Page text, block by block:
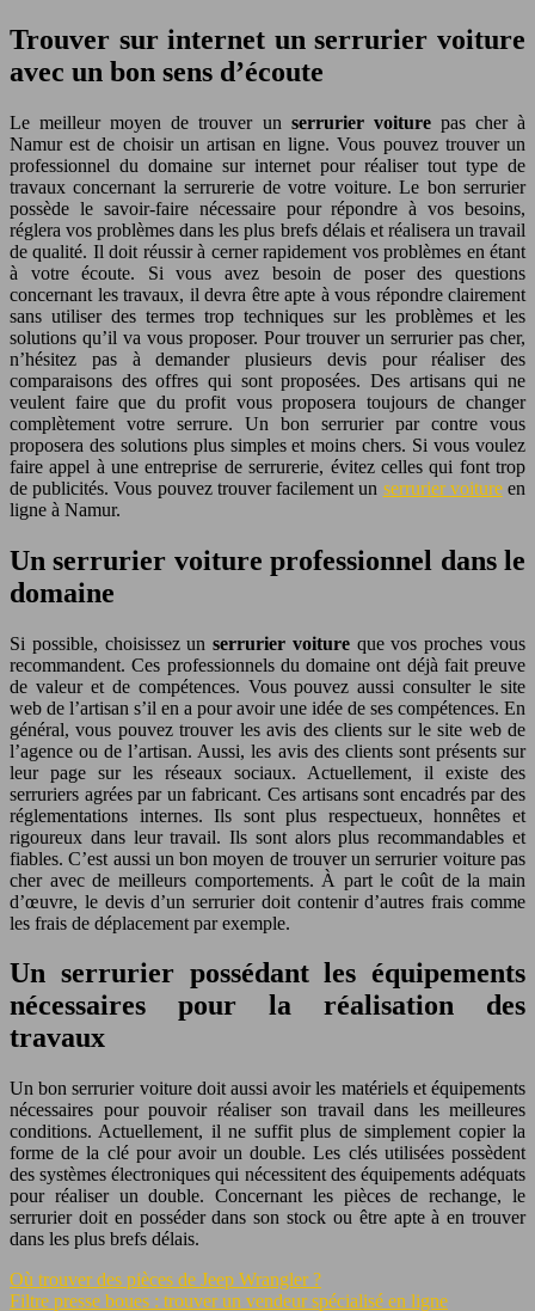
Trouver sur internet un serrurier voiture
avec un bon sens d’écoute
Le meilleur moyen de trouver un serrurier voiturepas cher à
Namur est de choisir un artisan en ligne. Vous pouvez trouver un
professionnel du domaine sur internet pour réaliser tout type de
travaux concernant la serrurerie de votre voiture. Le bon serrurier
possède le savoir-faire nécessaire pour répondre à vos besoins,
réglera vos problèmes dans les plus brefs délais et réalisera un travail
de qualité. Il doit réussir à cerner rapidement vos problèmes en étant
à votre écoute. Si vous avez besoin de poser des questions
concernant les travaux, il devra être apte à vous répondre clairement
sans utiliser des termes trop techniques sur les problèmes et les
solutions qu’il va vous proposer. Pour trouver un serrurier pas cher,
n’hésitez pas à demander plusieurs devis pour réaliser des
comparaisons des offres qui sont proposées. Des artisans qui ne
veulent faire que du profit vous proposera toujours de changer
complètement votre serrure. Un bon serrurier par contre vous
proposera des solutions plus simples et moins chers. Si vous voulez
faire appel à une entreprise de serrurerie, évitez celles qui font trop
de publicités. Vous pouvez trouver facilement un serrurier voitureen
ligne à Namur.
Un serrurier voiture professionnel dans le
domaine
Si possible, choisissez unserrurier voitureque vos proches vous
recommandent. Ces professionnels du domaine ont déjà fait preuve
de valeur et de compétences. Vous pouvez aussi consulter le site
web de l’artisan s’il en a pour avoir une idée de ses compétences. En
général, vous pouvez trouver les avis des clients sur le site web de
l’agence ou de l’artisan. Aussi, les avis des clients sont présents sur
leur page sur les réseaux sociaux. Actuellement, il existe des
serruriers agrées par un fabricant. Ces artisans sont encadrés par des
réglementations internes. Ils sont plus respectueux, honnêtes et
rigoureux dans leur travail. Ils sont alors plus recommandables et
fiables. C’est aussi un bon moyen de trouver un serrurier voiture pas
cher avec de meilleurs comportements. À part le coût de la main
d’œuvre, le devis d’un serrurier doit contenir d’autres frais comme
les frais de déplacement par exemple.
Un serrurier possédant les équipements
nécessaires pour la réalisation des
travaux
Un bon serrurier voiture doit aussi avoir les matériels et équipements
nécessaires pour pouvoir réaliser son travail dans les meilleures
conditions. Actuellement, il ne suffit plus de simplement copier la
forme de la clé pour avoir un double. Les clés utilisées possèdent
des systèmes électroniques qui nécessitent des équipements adéquats
pour réaliser un double. Concernant les pièces de rechange, le
serrurier doit en posséder dans son stock ou être apte à en trouver
dans les plus brefs délais.
Où trouver des pièces de Jeep Wrangler ?
Filtre presse boues : trouver un vendeur spécialisé en ligne